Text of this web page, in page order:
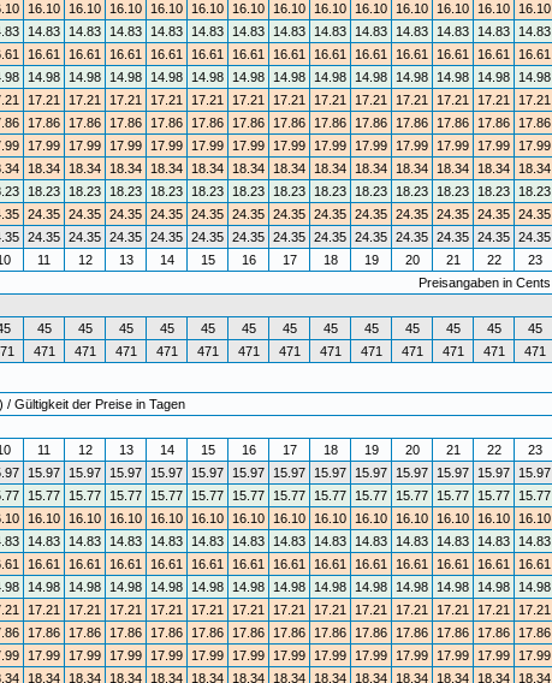
16.10 16.10 16.10 16.10 16.10 16.10 16.10 16.10 16.10 16.10 16.10 16.10
16.10
14.83 14.83 14.83 14.83 14.83 14.83 14.83 14.83 14.83 14.83 14.83 14.83
14.83
16.61 16.61 16.61 16.61 16.61 16.61 16.61 16.61 16.61 16.61 16.61 16.61
16.61
14.98 14.98 14.98 14.98 14.98 14.98 14.98 14.98 14.98 14.98 14.98 14.98
14.98
17.21 17.21 17.21 17.21 17.21 17.21 17.21 17.21 17.21 17.21 17.21 17.21
17.21
17.86 17.86 17.86 17.86 17.86 17.86 17.86 17.86 17.86 17.86 17.86 17.86
17.86
17.99 17.99 17.99 17.99 17.99 17.99 17.99 17.99 17.99 17.99 17.99 17.99
17.99
18.34 18.34 18.34 18.34 18.34 18.34 18.34 18.34 18.34 18.34 18.34 18.34
18.34
18.23 18.23 18.23 18.23 18.23 18.23 18.23 18.23 18.23 18.23 18.23 18.23
18.23
24.35 24.35 24.35 24.35 24.35 24.35 24.35 24.35 24.35 24.35 24.35 24.35 24.35
24.35 24.35 24.35 24.35 24.35 24.35 24.35 24.35 24.35 24.35 24.35 24.35 24.35
11 12 13 14 15 16 17 18 19 20 21 22
23
Preisangaben in Cents
45 45 45 45 45 45 45 45 45 45 45 45
45
471 471 471 471 471 471 471 471 471 471 471 471 471
/ Gültigkeit der Preise in Tagen
11 12 13 14 15 16 17 18 19 20 21 22
23
15.97 15.97 15.97 15.97 15.97 15.97 15.97 15.97 15.97 15.97 15.97 15.97
15.97
15.77 15.77 15.77 15.77 15.77 15.77 15.77 15.77 15.77 15.77 15.77 15.77
15.77
16.10 16.10 16.10 16.10 16.10 16.10 16.10 16.10 16.10 16.10 16.10 16.10
16.10
14.83 14.83 14.83 14.83 14.83 14.83 14.83 14.83 14.83 14.83 14.83 14.83
14.83
16.61 16.61 16.61 16.61 16.61 16.61 16.61 16.61 16.61 16.61 16.61 16.61
16.61
14.98 14.98 14.98 14.98 14.98 14.98 14.98 14.98 14.98 14.98 14.98 14.98
14.98
17.21 17.21 17.21 17.21 17.21 17.21 17.21 17.21 17.21 17.21 17.21 17.21
17.21
17.86 17.86 17.86 17.86 17.86 17.86 17.86 17.86 17.86 17.86 17.86 17.86
17.86
17.99 17.99 17.99 17.99 17.99 17.99 17.99 17.99 17.99 17.99 17.99 17.99
17.99
18.34 18.34 18.34 18.34 18.34 18.34 18.34 18.34 18.34 18.34 18.34 18.34 18.34